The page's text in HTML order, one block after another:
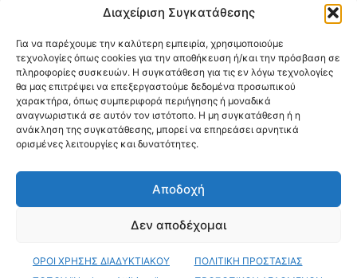
Διαχείριση Συγκατάθεσης
Για να παρέχουμε την καλύτερη εμπειρία, χρησιμοποιούμε
τεχνολογίες όπως cookies για την αποθήκευση ή/και την πρόσβαση σε
πληροφορίες συσκευών. Η συγκατάθεση για τις εν λόγω τεχνολογίες
θα μας επιτρέψει να επεξεργαστούμε δεδομένα προσωπικού
χαρακτήρα, όπως συμπεριφορά περιήγησης ή μοναδικά
αναγνωριστικά σε αυτόν τον ιστότοπο. Η μη συγκατάθεση ή η
ανάκληση της συγκατάθεσης, μπορεί να επηρεάσει αρνητικά
ορισμένες λειτουργίες και δυνατότητες.
Αποδοχή
Δεν αποδέχομαι
ΟΡΟΙ ΧΡΗΣΗΣ ΔΙΑΔΥΚΤΙΑΚΟΥ
ΠΟΛΙΤΙΚΗ ΠΡΟΣΤΑΣΙΑΣ
Επικοινωνία:info@neologosattikis.gr
ΑΚΟΛΟΥΘΗΣΕ ΜΑΣ
Videos Όροι Χρήσης
© Copyright 2026 ΝΕΟΛΟΓΟΣ ΑΤΤΙΚΗΣ • All Rights Reserved •